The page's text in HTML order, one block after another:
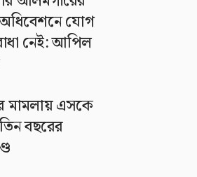
যোগ
নেই: আপিল
মামলায় এসকে
বছরের